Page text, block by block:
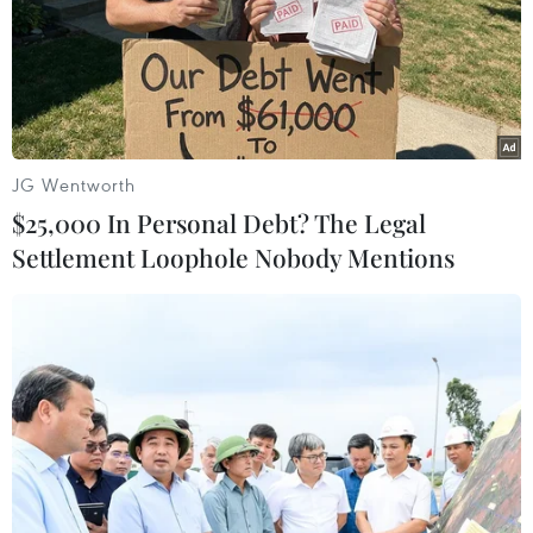
08/08/2026 02:33
Chủ tịch Quốc hội dự kỷ
niệm 70 năm Ngày truyền thống lực
lượng Cảnh sát kinh tế
08/08/2026 01:59
Áp dụng "luồng xanh" cho nhà đầu
08/08/2026 01:45
Quốc hội thảo luận dự án Luật Dầu
khí (sửa đổi), bảo đảm an ninh năng
lượng
JG Wentworth
$25,000 In Personal Debt? The Legal
Settlement Loophole Nobody Mentions